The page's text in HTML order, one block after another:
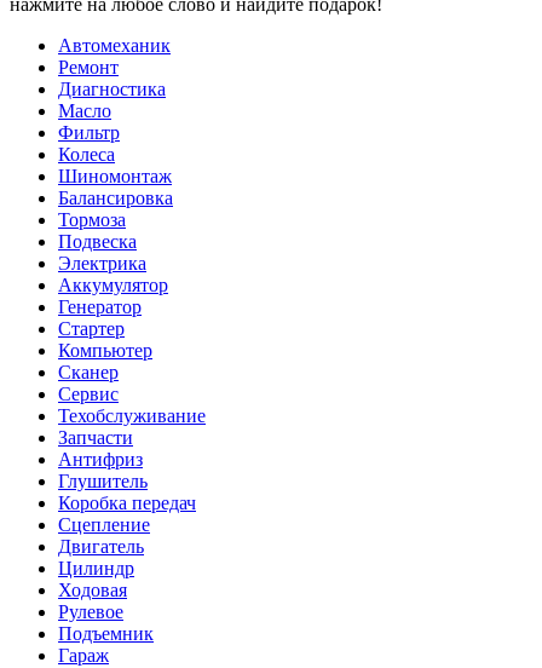
нажмите на любое слово и найдите подарок!
Автомеханик
Ремонт
Диагностика
Масло
Фильтр
Колеса
Шиномонтаж
Балансировка
Тормоза
Подвеска
Электрика
Аккумулятор
Генератор
Стартер
Компьютер
Сканер
Сервис
Техобслуживание
Запчасти
Антифриз
Глушитель
Коробка передач
Сцепление
Двигатель
Цилиндр
Ходовая
Рулевое
Подъемник
Гараж